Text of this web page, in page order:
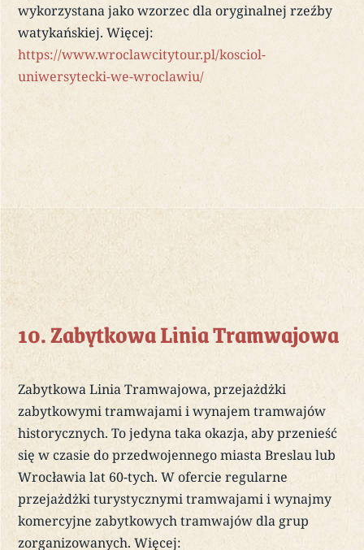
wykorzystana jako wzorzec dla oryginalnej rzeźby
watykańskiej. Więcej:
https://www.wroclawcitytour.pl/kosciol-
uniwersytecki-we-wroclawiu/
10. Zabytkowa Linia Tramwajowa
Zabytkowa Linia Tramwajowa, przejażdżki
zabytkowymi tramwajami i wynajem tramwajów
historycznych. To jedyna taka okazja, aby przenieść
się w czasie do przedwojennego miasta Breslau lub
Wrocławia lat 60-tych. W ofercie regularne
przejażdżki turystycznymi tramwajami i wynajmy
komercyjne zabytkowych tramwajów dla grup
zorganizowanych. Więcej: